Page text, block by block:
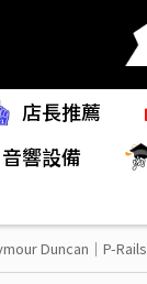
店長推薦
音響設備
Duncan｜P-